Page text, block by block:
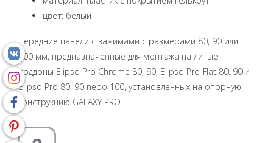
цвет: белый
Передние панели с зажимами с размерами 80, 90 или
100 мм, предназначенные для монтажа на литые
поддоны Elipso Pro Chrome 80, 90, Elipso Pro Flat 80, 90 и
Elipso Pro 80, 90 nebo 100, установленных на опоpную
констpукцию GALAXY PRO.